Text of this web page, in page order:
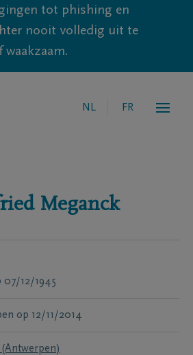
tot phishing en
nooit volledig uit te
NL FR
Meganck
07/12/1945
op 12/11/2014